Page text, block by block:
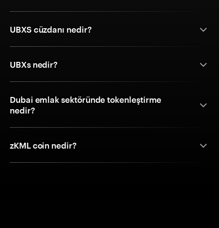
UBXS cüzdanı nedir?
UBXs nedir?
Dubai emlak sektöründe tokenleştirme
nedir?
zKML coin nedir?